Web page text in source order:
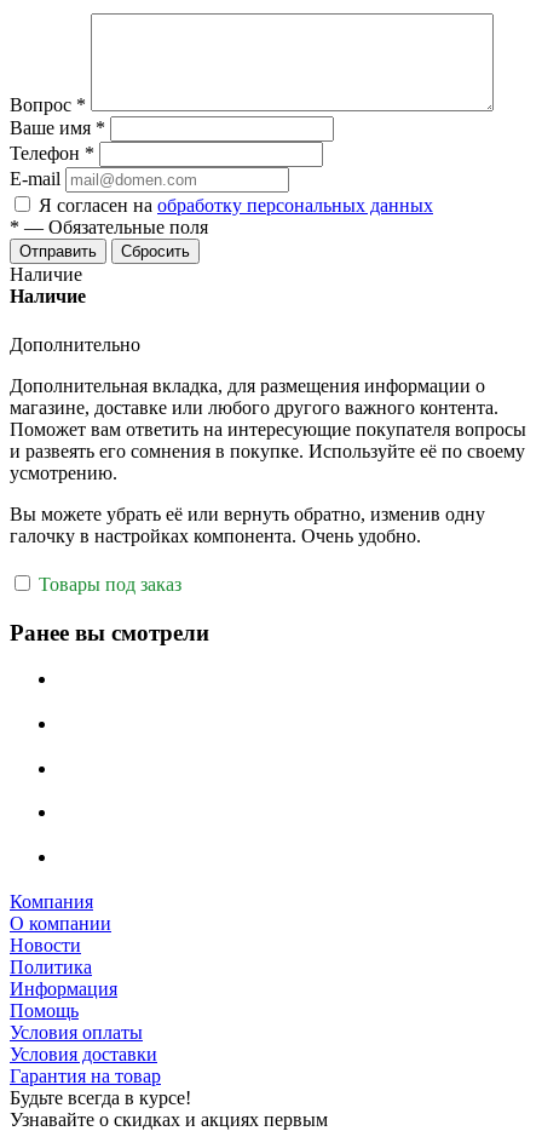
Вопрос *
Ваше имя *
Телефон *
E-mail
Я согласен на обработку персональных данных
* — Обязательные поля
Отправить Сбросить
Наличие
Наличие
Дополнительно
Дополнительная вкладка, для размещения информации о
магазине, доставке или любого другого важного контента.
Поможет вам ответить на интересующие покупателя вопросы
и развеять его сомнения в покупке. Используйте её по своему
усмотрению.
Вы можете убрать её или вернуть обратно, изменив одну
галочку в настройках компонента. Очень удобно.
Товары под заказ
Ранее вы смотрели
Компания
О компании
Новости
Политика
Информация
Помощь
Условия оплаты
Условия доставки
Гарантия на товар
Будьте всегда в курсе!
Узнавайте о скидках и акциях первым